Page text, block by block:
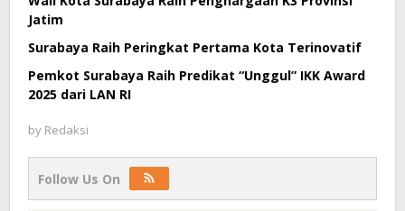
Jatim
Surabaya Raih Peringkat Pertama Kota Terinovatif
Pemkot Surabaya Raih Predikat “Unggul” IKK Award
2025 dari LAN RI
by Redaksi
Follow Us On